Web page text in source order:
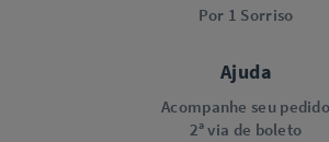
Por 1 Sorriso
Ajuda
Acompanhe seu pedido
2ª via de boleto